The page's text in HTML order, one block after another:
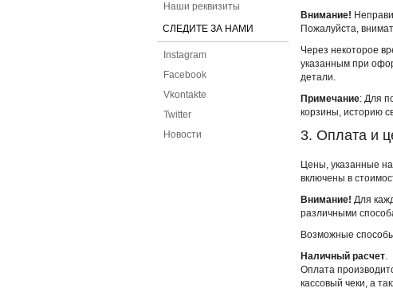
Наши реквизиты
СЛЕДИТЕ ЗА НАМИ
Instagram
Facebook
Vkontakte
Twitter
Новости
Внимание!
Пожалуйста,
Через некоторое
указанным при
детали.
Примечание: Для
корзины, историю
3. Оплата и
Цены, указанные
включены в
Внимание! Для
различными
Возможные
Наличный расчет.
Оплата
кассовый чеки, а